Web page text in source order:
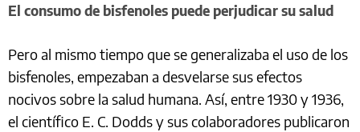
El consumo de bisfenoles puede perjudicar su salud
Pero al mismo tiempo que se generalizaba el uso de los
bisfenoles, empezaban a desvelarse sus efectos
nocivos sobre la salud humana. Así, entre 1930 y 1936,
el científico E. C. Dodds y sus colaboradores publicaron